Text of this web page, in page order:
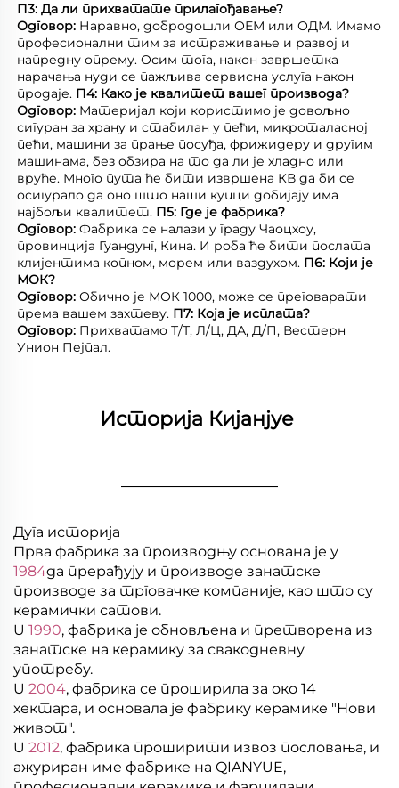
П3: Да ли прихватате прилагођавање?
Одговор: Наравно, добродошли ОЕМ или ОДМ. Имамо
професионални тим за истраживање и развој и
напредну опрему. Осим тога, након завршетка
нарачања нуди се пажљива сервисна услуга након
продаје. П4: Како је квалитет вашег производа?
Одговор: Материјал који користимо је довољно
сигуран за храну и стабилан у пећи, микроталасној
пећи, машини за прање посуђа, фрижидеру и другим
машинама, без обзира на то да ли је хладно или
вруће. Много пута ће бити извршена КВ да би се
осигурало да оно што наши купци добијају има
најбољи квалитет. П5: Где је фабрика?
Одговор: Фабрика се налази у граду Чаоцхоу,
провинција Гуандунг, Кина. И роба ће бити послата
клијентима копном, морем или ваздухом. П6: Који је
МОК?
Одговор: Обично је МОК 1000, може се преговарати
према вашем захтеву. П7: Која је исплата?
Одговор: Прихватамо Т/Т, Л/Ц, ДА, Д/П, Вестерн
Унион Пејпал.
Историја Кијанјуе
Дуга историја
Прва фабрика за производњу основана је у
1984да прерађују и производе занатске
производе за трговачке компаније, као што су
керамички сатови.
U 1990, фабрика је обновљена и претворена из
занатске на керамику за свакодневну
употребу.
U 2004, фабрика се проширила за око 14
хектара, и основала је фабрику керамике "Нови
живот".
U 2012, фабрика проширити извоз пословања, и
ажуриран име фабрике на QIANYUE,